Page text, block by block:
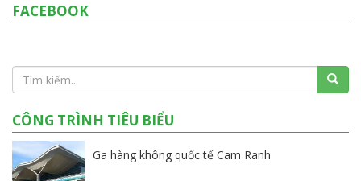
FACEBOOK
CÔNG TRÌNH TIÊU BIỂU
Ga hàng không quốc tế Cam Ranh